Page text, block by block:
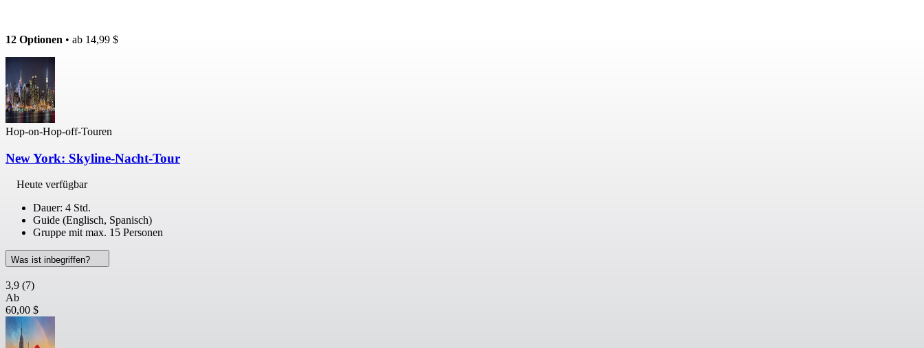
12 Optionen • ab 14,99 $
Hop-on-Hop-off-Touren
New York: Skyline-Nacht-Tour
Heute verfügbar
Dauer: 4 Std.
Guide (Englisch, Spanisch)
Gruppe mit max. 15 Personen
Was ist inbegriffen?
3,9 (7)
Ab
60,00 $